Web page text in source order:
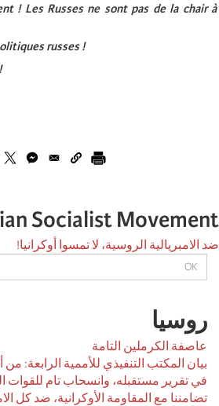
OK
روسیا
عاصفة الكرملين التامة
بيان المكتب التنفيذي للأممية الرابعة:
في تقرير مستقبله، وانسحاب تام
تضامننا مع المقاومة الأوكرانية، ضد كل
! Les Russes ne sont pas de la chair à
russes !
Socialist Movement
ضد الامبريالية الروسية، لا تمسوا أوكرانيا!